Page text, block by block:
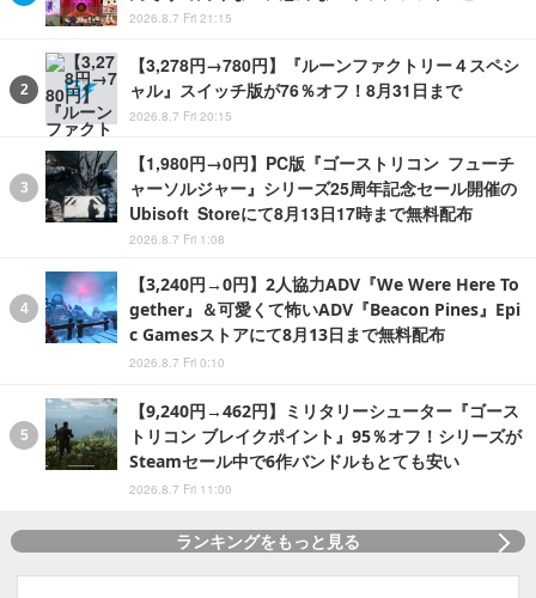
2026.8.7 Fri 21:15
【3,278円→780円】『ルーンファクトリー４スペシ
ャル』スイッチ版が76％オフ！8月31日まで
2026.8.7 Fri 20:15
【1,980円→0円】PC版『ゴーストリコン フューチ
ャーソルジャー』シリーズ25周年記念セール開催の
Ubisoft Storeにて8月13日17時まで無料配布
2026.8.7 Fri 1:08
【3,240円→0円】2人協力ADV『We Were Here To
gether』＆可愛くて怖いADV『Beacon Pines』Epi
c Gamesストアにて8月13日まで無料配布
2026.8.7 Fri 0:10
【9,240円→462円】ミリタリーシューター『ゴース
トリコン ブレイクポイント』95％オフ！シリーズが
Steamセール中で6作バンドルもとても安い
2026.8.7 Fri 11:00
ランキングをもっと見る